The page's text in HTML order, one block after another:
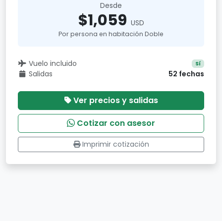
Desde
$1,059 USD
Por persona en habitación Doble
Vuelo incluido Sí
Salidas 52 fechas
Ver precios y salidas
Cotizar con asesor
Imprimir cotización